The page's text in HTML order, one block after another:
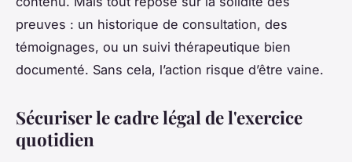
preuves : un historique de consultation, des
témoignages, ou un suivi thérapeutique bien
documenté. Sans cela, l’action risque d’être vaine.
Sécuriser le cadre légal de l'exercice
quotidien